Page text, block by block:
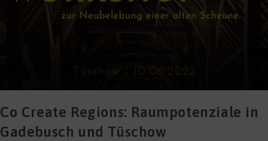
Co Create Regions: Raumpotenziale in
Gadebusch und Tüschow